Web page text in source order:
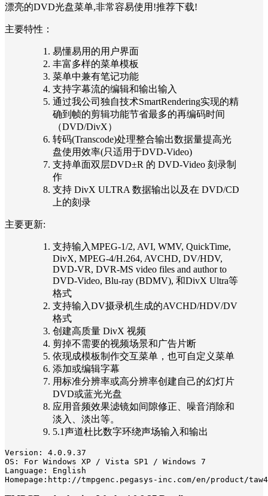
漂亮的DVD光盘菜单,非常容易使用!推荐下载!
主要特性：
易懂易用的用户界面
丰富多样的菜单模板
菜单中兼有笔记功能
支持字幕流的编辑和输出输入
通过我公司独自技术SmartRendering实现的精
确到帧的剪辑功能节省最多的再编码时间
（DVD/DivX）
转码(Transcode)处理整合输出数据量提高光
盘使用效率(只适用于DVD-Video)
支持单面双层DVD±R 的 DVD-Video 刻录制
作
支持 DivX ULTRA 数据输出以及在 DVD/CD
上的刻录
主要更新:
支持输入MPEG-1/2, AVI, WMV, QuickTime,
DivX, MPEG-4/H.264, AVCHD, DV/HDV,
DVD-VR, DVR-MS video files and author to
DVD-Video, Blu-ray (BDMV), 和DivX Ultra等
格式
支持输入DV摄录机生成的AVCHD/HDV/DV
格式
创建高质量 DivX 视频
剪掉不需要的视频场景和广告片断
依现成模板制作交互菜单，也可自定义菜单
添加或编辑字幕
用标准分辨率或高分辨率创建自己的幻灯片
DVD或蓝光光盘
应用音频效果滤镜如间隙修正、噪音消除和
淡入、淡出等。
5.1声道杜比数字环绕声场输入和输出
Version: 4.0.9.37
ОS: For Windows XP / Vista SP1 / Windows 7
Language: English